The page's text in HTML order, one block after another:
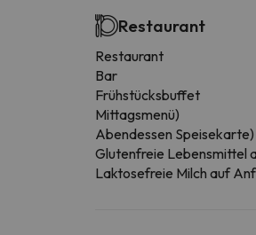
Restaurant
Restaurant
Bar
Frühstücksbuffet
Mittagsmenü)
Abendessen Speisekarte)
Glutenfreie Lebensmittel
Laktosefreie Milch auf